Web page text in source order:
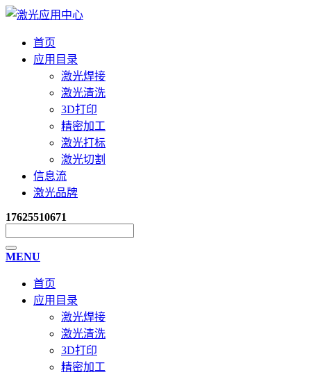
首页
应用目录
激光焊接
激光清洗
3D打印
精密加工
激光打标
激光切割
信息流
激光品牌
17625510671
MENU
首页
应用目录
激光焊接
激光清洗
3D打印
精密加工